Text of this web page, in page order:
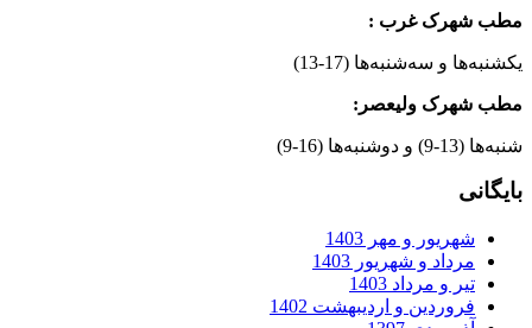
مطب شهرک غرب :
یکشنبه‌ها و سه‌شنبه‌ها (17-13)
مطب شهرک ولیعصر:
شنبه‌ها (13-9) و دوشنبه‌ها (16-9)
بایگانی
شهریور و مهر 1403
مرداد و شهریور 1403
تیر و مرداد 1403
فروردین و اردیبهشت 1402